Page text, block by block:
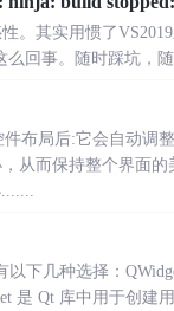
。其实用惯了
么回事。随时踩坑，
布局后:它会自动调
从而保持整个界面
下几种选择：
是 Qt 库中用于创建